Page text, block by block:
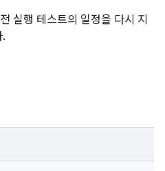
실행 테스트의 일정을 다시 지